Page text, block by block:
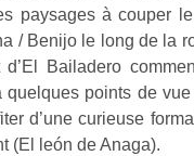
paysages à couper
/ Benijo le long de la
Bailadero
quelques points de
d’une curieuse
(El león de Anaga).